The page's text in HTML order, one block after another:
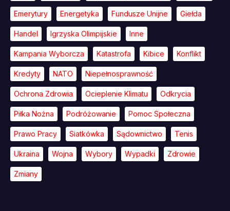
Emerytury Energetyka Fundusze Unijne Giełda
Handel Igrzyska Olimpijskie Inne
Kampania Wyborcza Katastrofa Kibice Konflikt
Kredyty NATO Niepełnosprawność
Ochrona Zdrowia Ocieplenie Klimatu Odkrycia
Piłka Nożna Podróżowanie Pomoc Społeczna
Prawo Pracy Siatkówka Sądownictwo Tenis
Ukraina Wojna Wybory Wypadki Zdrowie
Zmiany